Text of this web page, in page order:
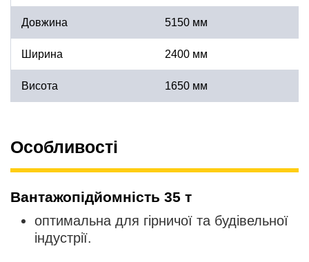
Довжина 5150 мм
Ширина 2400 мм
Висота 1650 мм
Особливості
Вантажопідйомність 35 т
оптимальна для гірничої та будівельної
індустрії.